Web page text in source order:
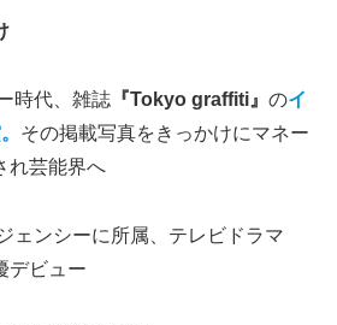
時代、雑誌 『Tokyo graffiti』 のイ
その掲載写真をきっかけにマネー
れ芸能界へ
ェンシーに所属、テレビドラマ
デビュー